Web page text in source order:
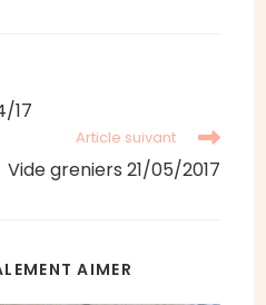
17
Article suivant
Vide greniers 21/05/2017
AIMER